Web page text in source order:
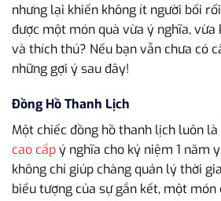
nhưng lại khiến không ít người bối
được một món quà vừa ý nghĩa, vừa
và thích thú? Nếu bạn vẫn chưa có
những gợi ý sau đây!
Đồng Hồ Thanh Lịch
Một chiếc đồng hồ thanh lịch luôn
cao cấpý nghĩa cho kỷ niệm 1 năm
không chỉ giúp chàng quản lý thời
biểu tượng của sự gắn kết, một